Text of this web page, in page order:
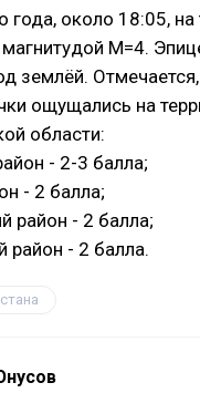
года, около 18:05,
М=4.
землёй.
ощущались на
области:
- 2-3 балла;
- 2 балла;
район - 2 балла;
район - 2 балла.